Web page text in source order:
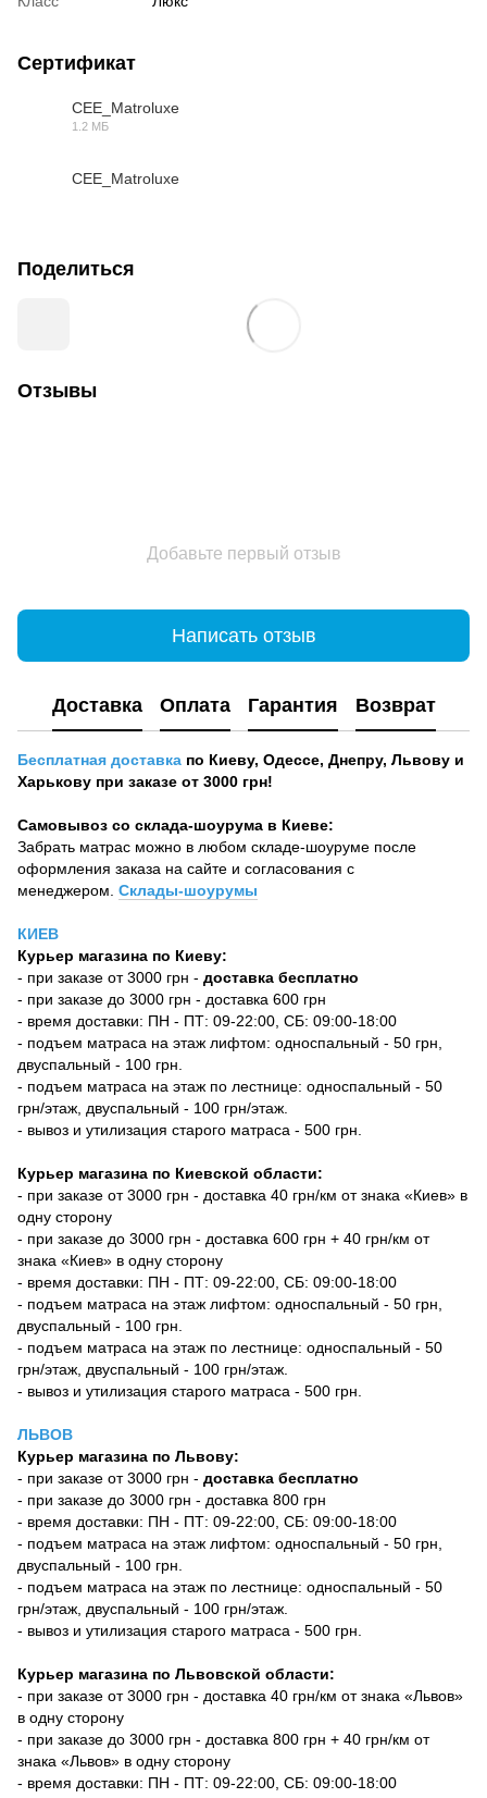
Сертификат
СЕЕ_Matroluxe
1.2 МБ
СЕЕ_Matroluxe
Поделиться
Отзывы
Добавьте первый отзыв
Написать отзыв
Доставка Оплата Гарантия Возврат
Бесплатная доставка по Киеву, Одессе, Днепру, Львову и
Харькову при заказе от 3000 грн!
Самовывоз со склада-шоурума в Киеве:
Забрать матрас можно в любом складе-шоуруме после
оформления заказа на сайте и согласования с
менеджером. Склады-шоурумы
КИЕВ
Курьер магазина по Киеву:
- при заказе от 3000 грн - доставка бесплатно
- при заказе до 3000 грн - доставка 600 грн
- время доставки: ПН - ПТ: 09-22:00, СБ: 09:00-18:00
- подъем матраса на этаж лифтом: односпальный - 50 грн,
двуспальный - 100 грн.
- подъем матраса на этаж по лестнице: односпальный - 50
грн/этаж, двуспальный - 100 грн/этаж.
- вывоз и утилизация старого матраса - 500 грн.
Курьер магазина по Киевской области:
- при заказе от 3000 грн - доставка 40 грн/км от знака «Киев» в
одну сторону
- при заказе до 3000 грн - доставка 600 грн + 40 грн/км от
знака «Киев» в одну сторону
- время доставки: ПН - ПТ: 09-22:00, СБ: 09:00-18:00
- подъем матраса на этаж лифтом: односпальный - 50 грн,
двуспальный - 100 грн.
- подъем матраса на этаж по лестнице: односпальный - 50
грн/этаж, двуспальный - 100 грн/этаж.
- вывоз и утилизация старого матраса - 500 грн.
ЛЬВОВ
Курьер магазина по Львову:
- при заказе от 3000 грн - доставка бесплатно
- при заказе до 3000 грн - доставка 800 грн
- время доставки: ПН - ПТ: 09-22:00, СБ: 09:00-18:00
- подъем матраса на этаж лифтом: односпальный - 50 грн,
двуспальный - 100 грн.
- подъем матраса на этаж по лестнице: односпальный - 50
грн/этаж, двуспальный - 100 грн/этаж.
- вывоз и утилизация старого матраса - 500 грн.
Курьер магазина по Львовской области:
- при заказе от 3000 грн - доставка 40 грн/км от знака «Львов»
в одну сторону
- при заказе до 3000 грн - доставка 800 грн + 40 грн/км от
знака «Львов» в одну сторону
- время доставки: ПН - ПТ: 09-22:00, СБ: 09:00-18:00